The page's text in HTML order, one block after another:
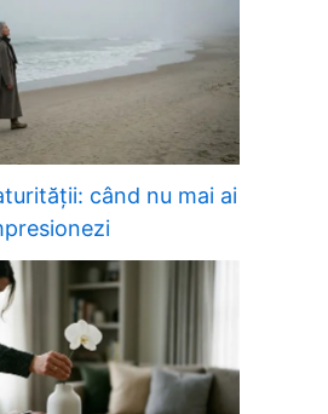
când nu mai ai